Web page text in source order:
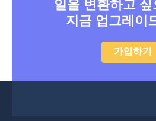
일을 변환하고
지금 업그레이
가입하기